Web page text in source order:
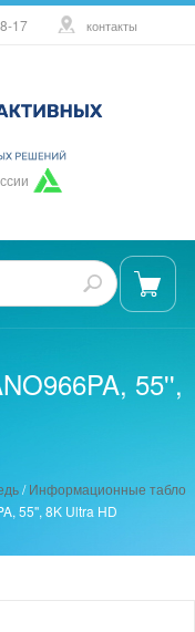
17 контакты
55'',
/Информационные табло
55'', 8K Ultra HD